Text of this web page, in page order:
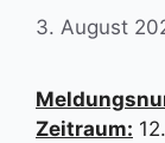
3. August
Zeitraum: